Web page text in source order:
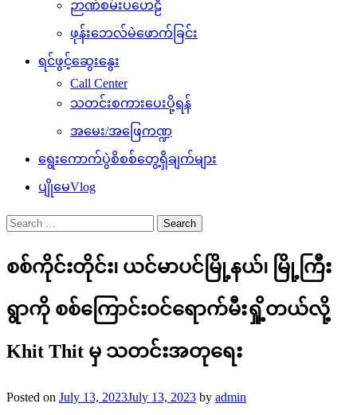
ဉာဏ်စမ်းပဟေဠိ
ဖုန်းဘေလ်မဲဖောက်ခြင်း
ရင်ဖွင့်ဆွေးနွေး
Call Center
သတင်းစကားပေးပို့ရန်
အမေး/အဖြေကဏ္ဍ
ရွေးကောက်ပွဲစိစစ်တွေ့ရှိချက်များ
ပျိုမေVlog
Search
for:
စစ်ကိုင်းတိုင်း၊ ယင်မာပင်မြို့နယ်၊ မြို့ကြီး
ရွာကို စစ်ကြောင်းဝင်ရောက်မီးရှို့တယ်လို့
Khit Thit မှ သတင်းအတုရေး
Posted on July 13, 2023July 13, 2023 by admin